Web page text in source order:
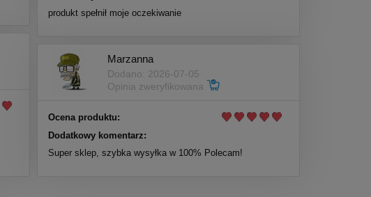
produkt spełnił moje oczekiwanie
Marzanna
Dodano: 2026-07-05
Opinia zweryfikowana
Ocena produktu:
Dodatkowy komentarz:
Super sklep, szybka wysyłka w 100% Polecam!